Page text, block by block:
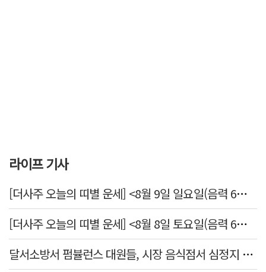
라이프 기사
[더사주 오늘의 띠별 운세] <8월 9일 일요일(음력 6월27일)>
[더사주 오늘의 띠별 운세] <8월 8일 토요일(음력 6월26일)>
달서소방서 펌뷸런스 대원들, 시장 음식점서 심정지 환자 생명 살려